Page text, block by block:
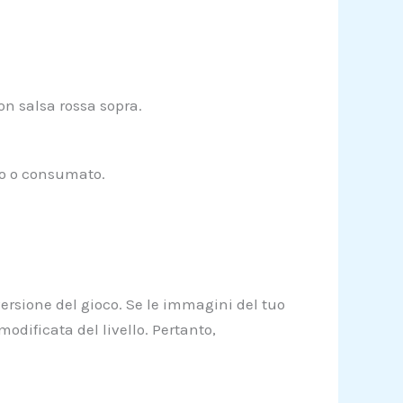
salsa rossa sopra.
o consumato.
del gioco. Se le immagini del tuo
del livello. Pertanto,